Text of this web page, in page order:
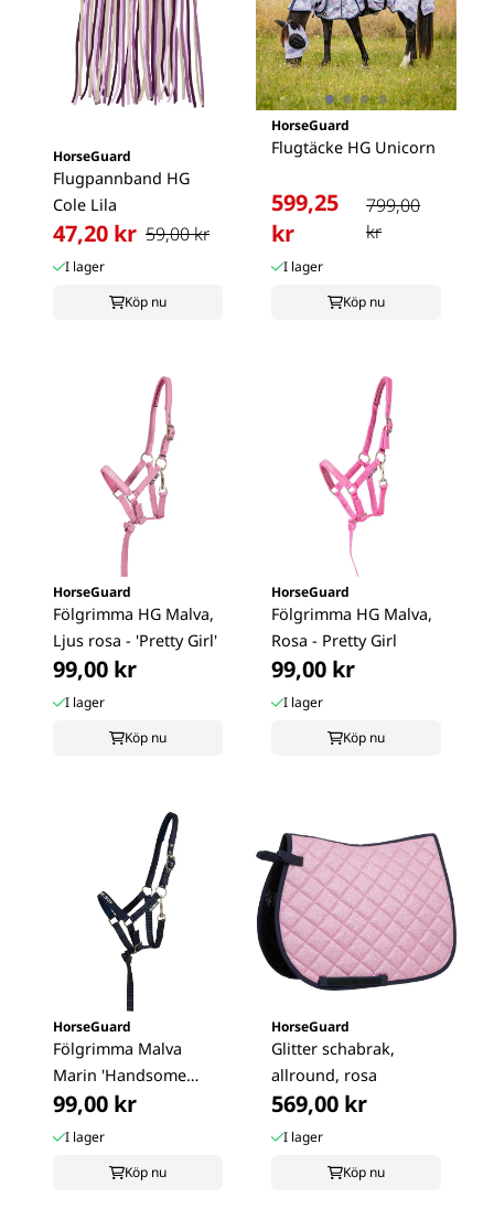
HorseGuard
Flugpannband HG
Cole Lila
47,20 kr 59,00 kr
I lager
Köp nu
HorseGuard
Flugtäcke HG Unicorn
599,25
kr
799,00
kr
I lager
Köp nu
HorseGuard
Fölgrimma HG Malva,
Ljus rosa - 'Pretty Girl'
99,00 kr
I lager
Köp nu
HorseGuard
Fölgrimma HG Malva,
Rosa - Pretty Girl
99,00 kr
I lager
Köp nu
HorseGuard
Fölgrimma Malva
Marin 'Handsome
Boy'
99,00 kr
I lager
Köp nu
HorseGuard
Glitter schabrak,
allround, rosa
569,00 kr
I lager
Köp nu